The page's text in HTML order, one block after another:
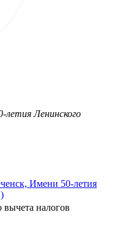
летия Ленинского
Имени 50-летия
вычета налогов